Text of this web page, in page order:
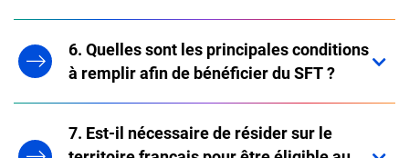
6. Quelles sont les principales conditions
à remplir afin de bénéficier du SFT ?
7. Est-il nécessaire de résider sur le